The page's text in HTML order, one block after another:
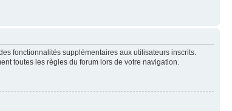
fonctionnalités supplémentaires aux utilisateurs inscrits.
toutes les règles du forum lors de votre navigation.